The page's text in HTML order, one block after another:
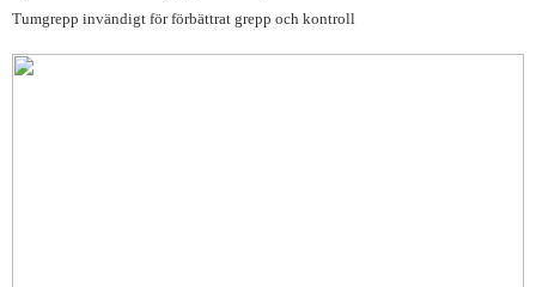
Tumgrepp invändigt för förbättrat grepp och kontroll